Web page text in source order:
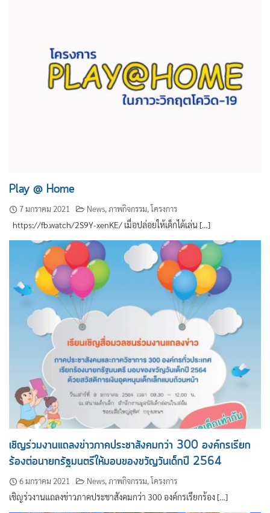
Play @ Home
7 มกราคม 2021 News,ภาพกิจกรรม,โครงการ
https://fb.watch/2S9Y-xenKE/ เมื่อปล่อยให้เด็กได้เล่น […]
เชิญร่วมงานแถลงข่าวภาคประชาสังคมกว่า 300 องค์กรเรียก
ร้องต่อนายกรัฐมนตรีให้มอบของขวัญวันเด็กปี 2564
6 มกราคม 2021 News,ภาพกิจกรรม,โครงการ
เชิญร่วงานแถลงข่าวภาคประชาสังคมกว่า 300 องค์กรเรียกร้อง […]